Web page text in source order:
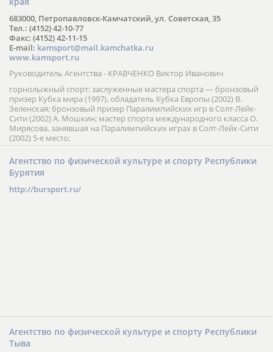
683000, Петропавловск-Камчатский, ул. Советская, 35
Тел.: (4152) 42-10-77
Факс: (4152) 42-11-15
E-mail: kamsport@mail.kamchatka.ru
www.kamsport.ru
Руководитель Агентства - КРАВЧЕНКО Виктор Иванович
горнолыжный спорт: заслуженные мастера спорта — бронзовый
призер Кубка мира (1997), обладатель Кубка Европы (2002) В.
Зеленская; бронзовый призер Паралимпийских игр в Солт-Лейк-
Сити (2002) А. Мошкин; мастер спорта международного класса О.
Мирясова, занявшая на Паралимпийских играх в Солт-Лейк-Сити
(2002) 5-е место;
Агентство по физической культуре и спорту Республики
Бурятия
http://bursport.ru/
Агентство по физической культуре и спорту Республики
Тыва